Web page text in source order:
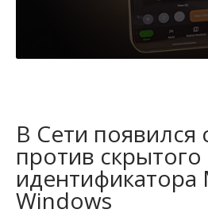
В Сети появился
против скрытого
Windows